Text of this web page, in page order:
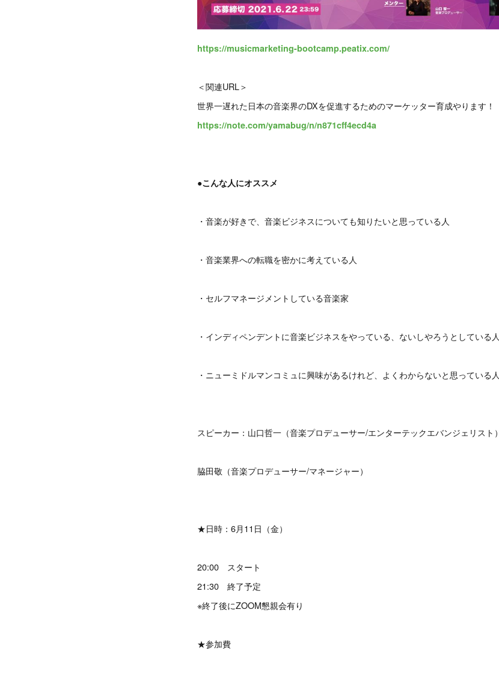
https://musicmarketing-bootcamp.peatix.com/
＜関連URL＞
世界一遅れた日本の音楽界のDXを促進するためのマーケッター育成やります！
https://note.com/yamabug/n/n871cff4ecd4a
●こんな人にオススメ
・音楽が好きで、音楽ビジネスについても知りたいと思っている人
・音楽業界への転職を密かに考えている人
・セルフマネージメントしている音楽家
・インディペンデントに音楽ビジネスをやっている、ないしやろうとしている人
・ニューミドルマンコミュに興味があるけれど、よくわからないと思っている人
スピーカー：山口哲一（音楽プロデューサー/エンターテックエバンジェリスト）
脇田敬（音楽プロデューサー/マネージャー）
★日時：6月11日（金）
20:00 スタート
21:30 終了予定
※終了後にZOOM懇親会有り
★参加費